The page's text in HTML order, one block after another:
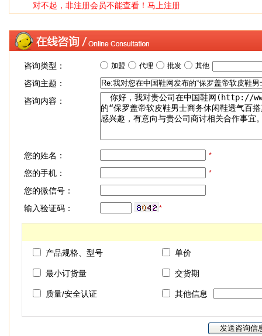
对不起，非注册会员不能查看！ 马上注册
咨询类型： 加盟 代理 批发 其他
咨询主题：
咨询内容：
您的姓名： *
您的手机： *
您的微信号：
输入验证码：
*
产品规格、型号 单价
最小订货量 交货期
质量/安全认证 其他信息